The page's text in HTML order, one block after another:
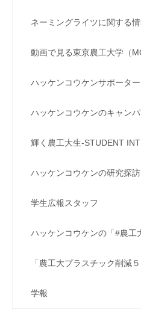
ネーミングライツに関する
動画で見る東京農工大学（
ハッケンコウケンサポーター
ハッケンコウケンのキャン
輝く農工大生-STUDENT
ハッケンコウケンの研究探
学生広報スタッフ
ハッケンコウケンの「#農工
「農工大プラスチック削減
学報